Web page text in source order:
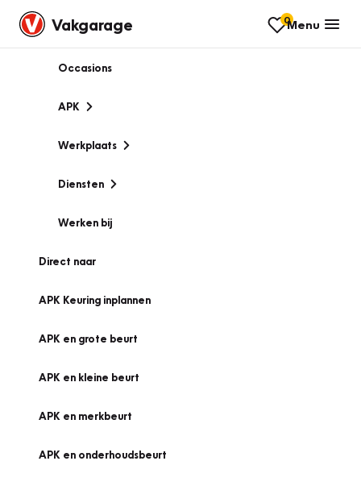
Vakgarage 0Menu
Occasions
APK
Werkplaats
Diensten
Werken bij
Direct naar
APK Keuring inplannen
APK en grote beurt
APK en kleine beurt
APK en merkbeurt
APK en onderhoudsbeurt